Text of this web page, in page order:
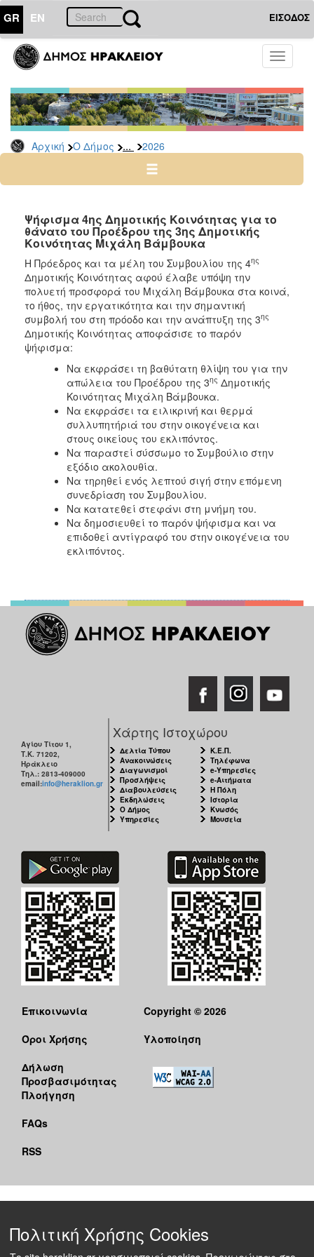
GR EN ΕΙΣΟΔΟΣ
Toggle
Αρχική Ο Δήμος ... 2026
ΔΗΜΟΣ
Δελτία
Τύπου
Αρχείο
2026
2024
2022
2021
2020
2019
2018
2017
2016
2015
2013
2012
2011
2010
2006
ΠΟΛΙΤΙΣΜΟΣ
ΑΝΘΕΚΤΙΚΗ
ΠΟΛΗ
Ψήφισμα 4ης Δημοτικής Κοινότητας για το
θάνατο του Προέδρου της 3ης Δημοτικής
Κοινότητας Μιχάλη Βάμβουκα
Η Πρόεδρος και τα μέλη του Συμβουλίου της 4ης
Δημοτικής Κοινότητας αφού έλαβε υπόψη την
πολυετή προσφορά του Μιχάλη Βάμβουκα στα κοινά,
το ήθος, την εργατικότητα και την σημαντική
συμβολή του στη πρόοδο και την ανάπτυξη της 3ης
Δημοτικής Κοινότητας αποφάσισε το παρόν
ψήφισμα:
Να εκφράσει τη βαθύτατη θλίψη του για την
απώλεια του Προέδρου της 3ης Δημοτικής
Κοινότητας Μιχάλη Βάμβουκα.
Να εκφράσει τα ειλικρινή και θερμά
συλλυπητήριά του στην οικογένεια και
στους οικείους του εκλιπόντος.
Να παραστεί σύσσωμο το Συμβούλιο στην
εξόδιο ακολουθία.
Να τηρηθεί ενός λεπτού σιγή στην επόμενη
συνεδρίαση του Συμβουλίου.
Να κατατεθεί στεφάνι στη μνήμη του.
Να δημοσιευθεί το παρόν ψήφισμα και να
επιδοθεί αντίγραφό του στην οικογένεια του
εκλιπόντος.
Αγίου Τίτου 1,
Τ.Κ. 71202,
Ηράκλειο
Τηλ.: 2813-409000
email:info@heraklion.gr
Χάρτης Ιστοχώρου
Δελτία Τύπου
Ανακοινώσεις
Διαγωνισμοί
Προσλήψεις
Διαβουλεύσεις
Εκδηλώσεις
Ο Δήμος
Υπηρεσίες
Κ.Ε.Π.
Τηλέφωνα
e-Υπηρεσίες
e-Αιτήματα
Η Πόλη
Ιστορία
Κνωσός
Μουσεία
Επικοινωνία
Όροι Χρήσης
Δήλωση
Προσβασιμότητας
Πλοήγηση
FAQs
RSS
Copyright © 2026
Υλοποίηση
Πολιτική Χρήσης Cookies